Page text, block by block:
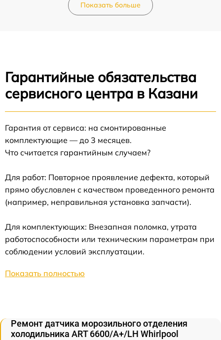
Показать больше
Гарантийные обязательства
сервисного центра в Казани
Гарантия от сервиса: на смонтированные
комплектующие — до 3 месяцев.
Что считается гарантийным случаем?
Для работ: Повторное проявление дефекта, который
прямо обусловлен с качеством проведенного ремонта
(например, неправильная установка запчасти).
Для комплектующих: Внезапная поломка, утрата
работоспособности или техническим параметрам при
соблюдении условий эксплуатации.
Показать полностью
Ремонт датчика морозильного отделения
холодильника ART 6600/A+/LH Whirlpool